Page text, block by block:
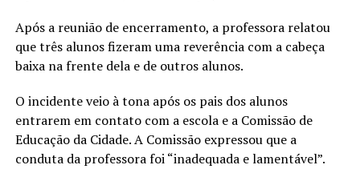
Após a reunião de encerramento, a professora relatou
que três alunos fizeram uma reverência com a cabeça
baixa na frente dela e de outros alunos.
O incidente veio à tona após os pais dos alunos
entrarem em contato com a escola e a Comissão de
Educação da Cidade. A Comissão expressou que a
conduta da professora foi “inadequada e lamentável”.